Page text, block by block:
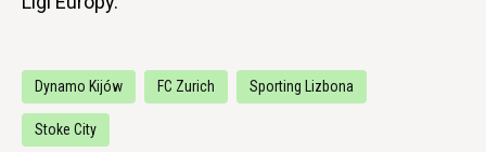
Dynamo Kijów FC Zurich Sporting Lizbona
Stoke City